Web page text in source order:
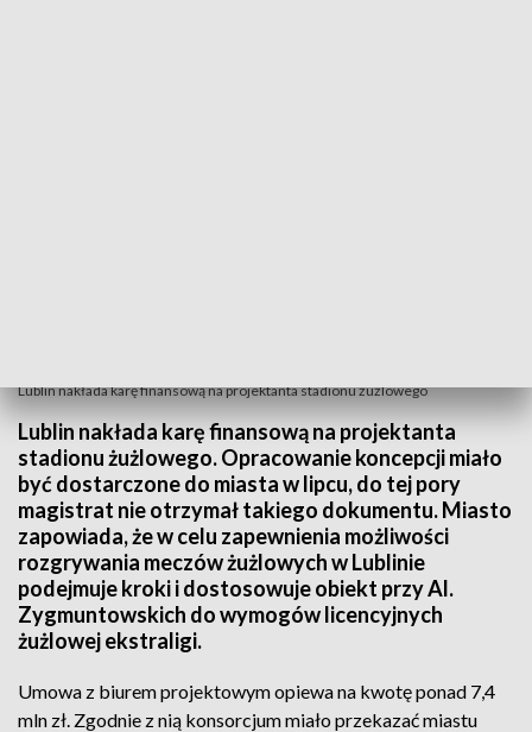
Lublin nakłada karę finansową na projektanta stadionu żużlowego
Lublin nakłada karę finansową na projektanta
stadionu żużlowego. Opracowanie koncepcji miało
być dostarczone do miasta w lipcu, do tej pory
magistrat nie otrzymał takiego dokumentu. Miasto
zapowiada, że w celu zapewnienia możliwości
rozgrywania meczów żużlowych w Lublinie
podejmuje kroki i dostosowuje obiekt przy Al.
Zygmuntowskich do wymogów licencyjnych
żużlowej ekstraligi.
Umowa z biurem projektowym opiewa na kwotę ponad 7,4
mln zł. Zgodnie z nią konsorcjum miało przekazać miastu